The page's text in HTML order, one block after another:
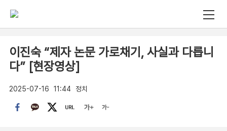
이진숙 “제자 논문 가로채기, 사실과 다릅니
다” [현장영상]
2025-07-16 11:44 정치